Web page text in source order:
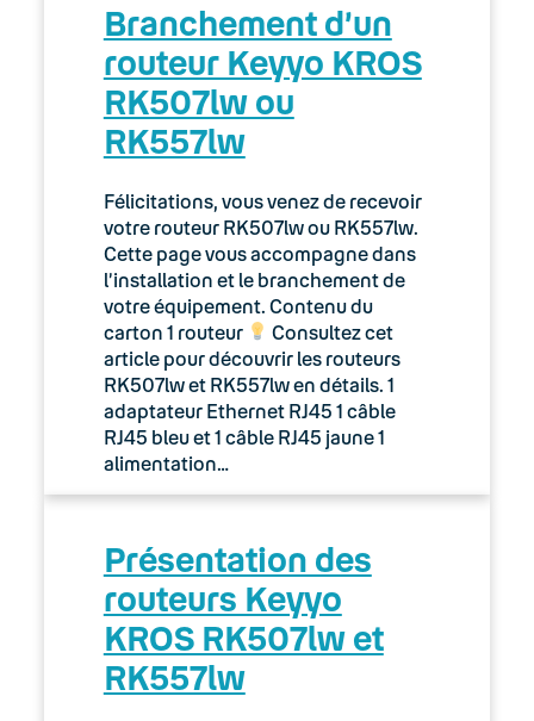
Branchement d’un
routeur Keyyo KROS
RK507lw ou
RK557lw
Félicitations, vous venez de recevoir
votre routeur RK507lw ou RK557lw.
Cette page vous accompagne dans
l’installation et le branchement de
votre équipement. Contenu du
carton 1 routeur
Consultez cet
article pour découvrir les routeurs
RK507lw et RK557lw en détails. 1
adaptateur Ethernet RJ45 1 câble
RJ45 bleu et 1 câble RJ45 jaune 1
alimentation…
Présentation des
routeurs Keyyo
KROS RK507lw et
RK557lw